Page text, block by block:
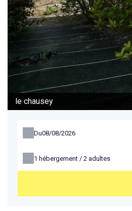
le chausey
Du
1 hébergement / 2 adultes